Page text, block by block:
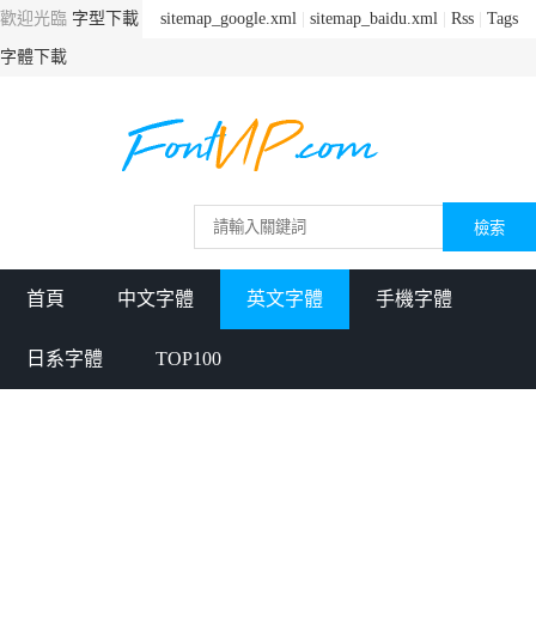
sitemap_google.xml sitemap_baidu.xml Rss Tags
歡迎光臨 字型下載
字體下載
首頁 中文字體 英文字體 手機字體
日系字體 TOP100